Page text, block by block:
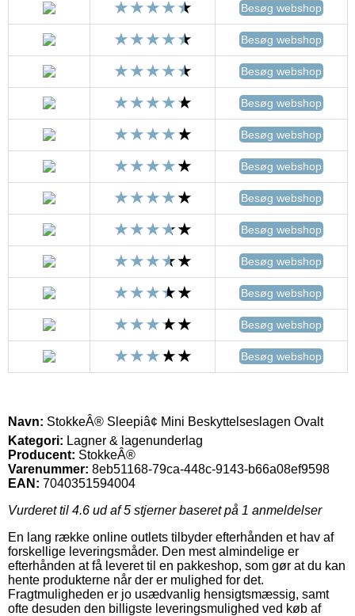
Besøg webshop
Besøg webshop
Besøg webshop
Besøg webshop
Besøg webshop
Besøg webshop
Besøg webshop
Besøg webshop
Besøg webshop
Besøg webshop
Besøg webshop
Besøg webshop
Navn: StokkeÂ® Sleepiâ¢ Mini Beskyttelseslagen Ovalt
Kategori: Lagner & lagenunderlag
Producent: StokkeÂ®
Varenummer: 8eb51168-79ca-448c-9143-b66a08ef9598
EAN: 7040351594004
Vurderet til 4.6 ud af 5 stjerner baseret på 1 anmeldelser
En lang række online outlets tilbyder efterhånden et hav af
forskellige leveringsmåder. Den mest almindelige er
efterhånden at få leveret til en pakkeshop, som gør at du kan
hente produkterne når der er mulighed for det.
Fragtmuligheden er jo usædvanlig hensigtsmæssig, samt
ofte desuden den billigste leveringsmulighed ved køb af